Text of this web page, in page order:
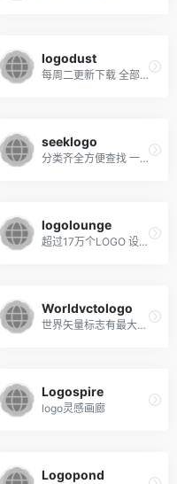
logodust
每周二更新下载 全部矢量格式的
seeklogo
分类齐全方便查找 一目了然收藏
logolounge
超过17万个LOGO 设计资源网站
Worldvctologo
世界矢量标志有最大的 svg 徽标矢量集合。所有徽标都适用于 eps、ai、psd 和 adobe pdf。没有帐户和无限下载是免费的。
Logospire
logo灵感画廊
Logopond